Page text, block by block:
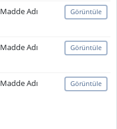
Madde Adı Görüntüle
Madde Adı Görüntüle
Madde Adı Görüntüle